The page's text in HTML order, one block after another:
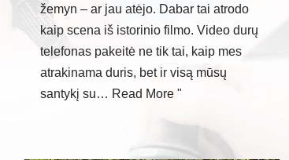
žemyn – ar jau atėjo. Dabar tai atrodo
kaip scena iš istorinio filmo. Video durų
telefonas pakeitė ne tik tai, kaip mes
atrakinama duris, bet ir visą mūsų
santykį su… Read More "